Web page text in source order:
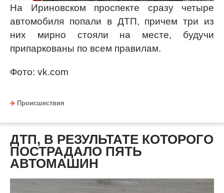
На Ириновском проспекте сразу четыре
автомобиля попали в ДТП, причем три из
них мирно стояли на месте, будучи
припаркованы по всем правилам.
Фото: vk.com
Происшествия
ДТП, В РЕЗУЛЬТАТЕ КОТОРОГО
ПОСТРАДАЛО ПЯТЬ
АВТОМАШИН